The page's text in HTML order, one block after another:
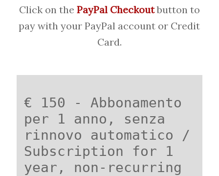
Click on the PayPal Checkoutbutton to
pay with your PayPal account or Credit
Card.
€ 150 - Abbonamento
per 1 anno, senza
rinnovo automatico /
Subscription for 1
year, non-recurring